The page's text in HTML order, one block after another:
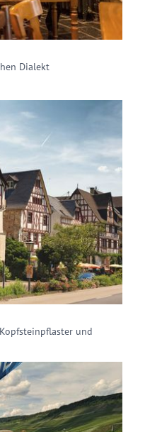
Dialekt
und